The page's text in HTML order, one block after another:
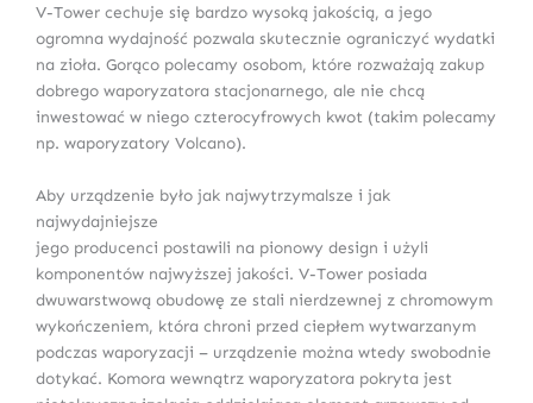
V-Tower cechuje się bardzo wysoką jakością, a jego
ogromna wydajność pozwala skutecznie ograniczyć wydatki
na zioła. Gorąco polecamy osobom, które rozważają zakup
dobrego waporyzatora stacjonarnego, ale nie chcą
inwestować w niego czterocyfrowych kwot (takim polecamy
np. waporyzatory Volcano).
Aby urządzenie było jak najwytrzymalsze i jak
najwydajniejsze
jego producenci postawili na pionowy design i użyli
komponentów najwyższej jakości. V-Tower posiada
dwuwarstwową obudowę ze stali nierdzewnej z chromowym
wykończeniem, która chroni przed ciepłem wytwarzanym
podczas waporyzacji – urządzenie można wtedy swobodnie
dotykać. Komora wewnątrz waporyzatora pokryta jest